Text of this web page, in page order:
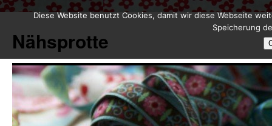
springen
Nähsprotte
Diese Website benutzt Cookies, damit wir diese Webseite
Speicherung